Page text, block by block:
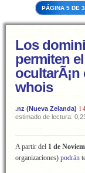
PÁGINA 5 DE
Los
permiten
ocultarÃ¡n
whois
.nz (Nueva Zelanda)
estimado de lectura:
A partir del 1 de
organizaciones) podrán